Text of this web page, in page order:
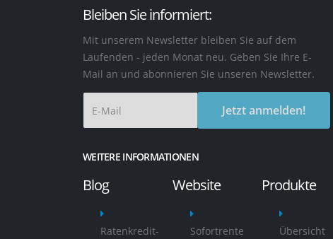
Bleiben Sie informiert:
Mit unserem Newsletter bleiben Sie auf dem
Laufenden - jeden Monat neu. Geben Sie Ihre E-
Mail an und abonnieren Sie unseren Newsletter.
Jetzt anmelden!
WEITERE INFORMATIONEN
Blog
Ratenkredit-
Website
Sofortrente
Produkte
Übersicht